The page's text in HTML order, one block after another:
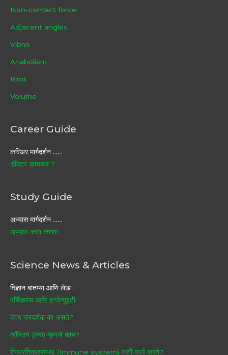
Non-contact force
Adjacent angles
Vibrio
Anabolism
Rind
Volume
Career Guide
करिअर मार्गदर्शन ……
डॉक्टर व्हायचय ?
Study Guide
अभ्यास मार्गदर्शन ……
अभ्यास कसा करावा
Science News & Articles
विज्ञान बातम्या आणि लेख
पर्सिव्हरंस आणि इन्जेन्युइटी
काच पारदर्शक का असते?
व्हॅक्सिन (लस) म्हणजे काय?
रोगप्रतिकारसंस्था (Immune system) कशी कार्य करते?